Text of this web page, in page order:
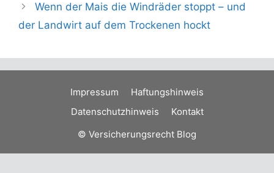
Wenn der Mais die Windräder stoppt – und
der Landwirt auf dem Trockenen hockt
Impressum
Haftungshinweis
Datenschutzhinweis
Kontakt
© Versicherungsrecht Blog